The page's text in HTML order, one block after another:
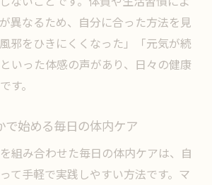
異なるため、自分に合った方法を見
邪をひきにくくなった」「元気が続
いった体感の声があり、日々の健康
す。
始める毎日の体内ケア
組み合わせた毎日の体内ケアは、自
て手軽で実践しやすい方法です。マ